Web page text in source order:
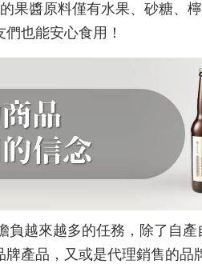
果醬原料僅有水果、砂糖、
也能安心食用！
負越來越多的任務，除了自
產品，又或是代理銷售的品